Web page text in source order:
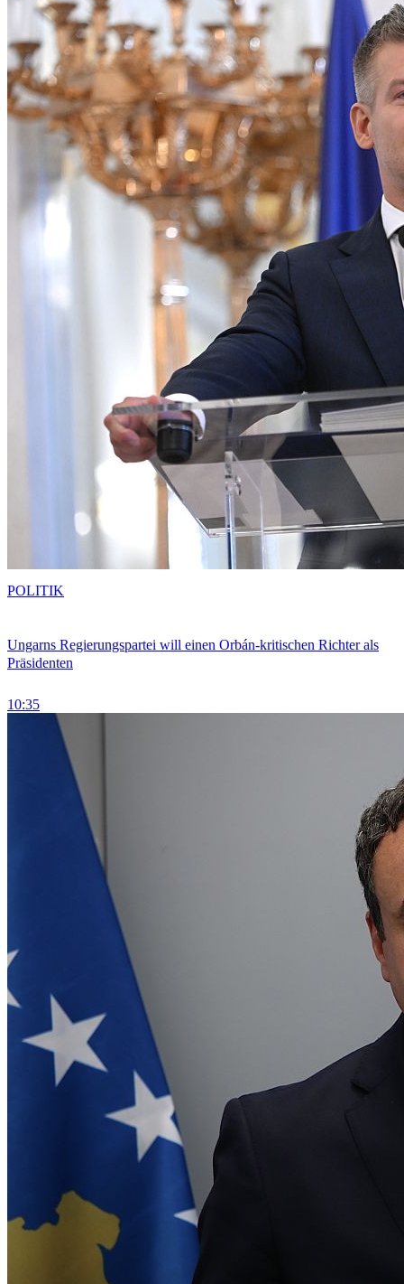
Ungarns Regierungspartei will einen Orbán-kritischen Richter als
Präsidenten
10:35
POLITIK